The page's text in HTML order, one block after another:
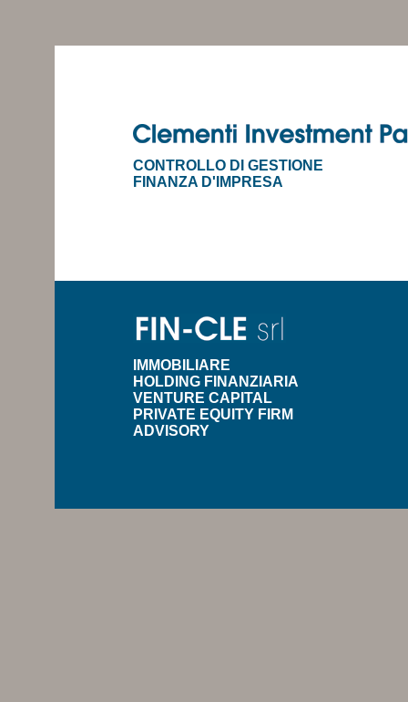
CONTROLLO DI GESTIONE
FINANZA D'IMPRESA
IMMOBILIARE
HOLDING FINANZIARIA
VENTURE CAPITAL
PRIVATE EQUITY FIRM
ADVISORY